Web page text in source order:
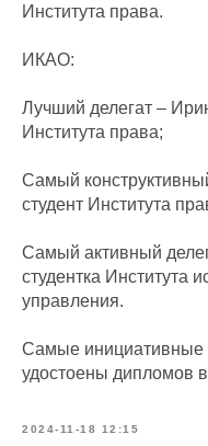
Института права.
ИКАО:
Лучший делегат –
Института права;
Самый
студент Института
Самый активный
студентка Института
управления.
Самые инициативные
удостоены дипломов
2024-11-18 12:15